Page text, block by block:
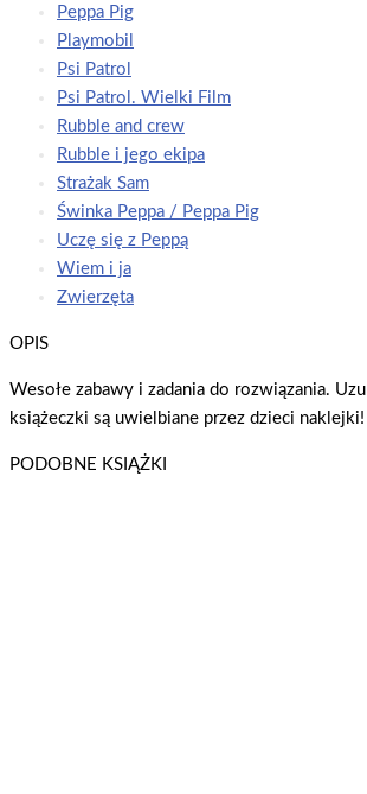
Peppa Pig
Playmobil
Psi Patrol
Psi Patrol. Wielki Film
Rubble and crew
Rubble i jego ekipa
Strażak Sam
Świnka Peppa / Peppa Pig
Uczę się z Peppą
Wiem i ja
Zwierzęta
OPIS
Wesołe zabawy i zadania do rozwiązania.
książeczki są uwielbiane przez dzieci naklejki!
PODOBNE KSIĄŻKI